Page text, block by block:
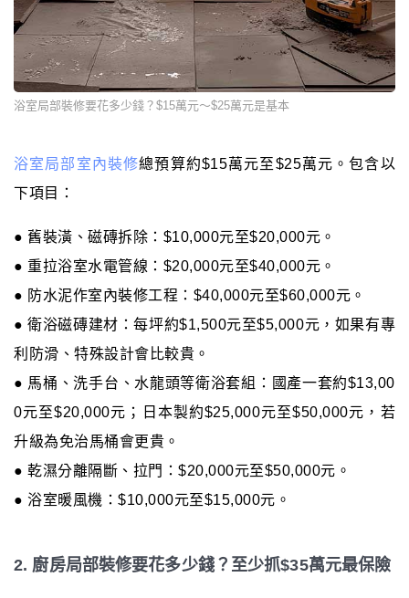
浴室局部裝修要花多少錢？$15萬元～$25萬元是基本
浴室局部室內裝修總預算約$15萬元至$25萬元。包含以
下項目：
● 舊裝潢、磁磚拆除：$10,000元至$20,000元。
● 重拉浴室水電管線：$20,000元至$40,000元。
● 防水泥作室內裝修工程：$40,000元至$60,000元。
● 衛浴磁磚建材：每坪約$1,500元至$5,000元，如果有專
利防滑、特殊設計會比較貴。
● 馬桶、洗手台、水龍頭等衛浴套組：國產一套約$13,00
0元至$20,000元；日本製約$25,000元至$50,000元，若
升級為免治馬桶會更貴。
● 乾濕分離隔斷、拉門：$20,000元至$50,000元。
● 浴室暖風機：$10,000元至$15,000元。
2. 廚房局部裝修要花多少錢？至少抓$35萬元最保險